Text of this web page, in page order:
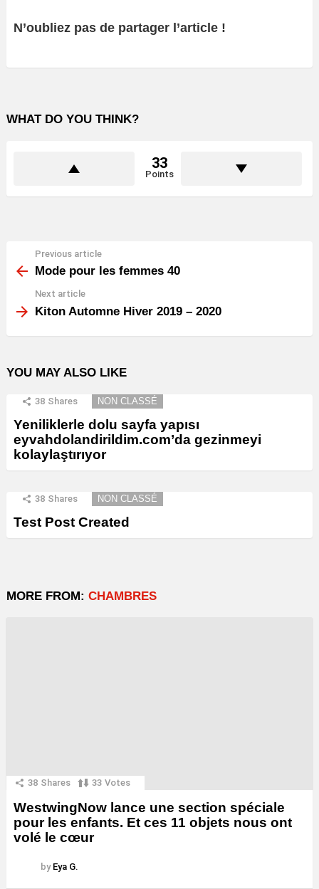
N’oubliez pas de partager l’article !
WHAT DO YOU THINK?
33
Points
more
Previous article
Mode pour les femmes 40
Next article
Kiton Automne Hiver 2019 – 2020
YOU MAY ALSO LIKE
38 Shares NON CLASSÉ
Yeniliklerle dolu sayfa yapısı
eyvahdolandirildim.com’da gezinmeyi
kolaylaştırıyor
38 Shares NON CLASSÉ
Test Post Created
MORE FROM: CHAMBRES
38 Shares 33 Votes
WestwingNow lance une section spéciale
pour les enfants. Et ces 11 objets nous ont
volé le cœur
by Eya G.